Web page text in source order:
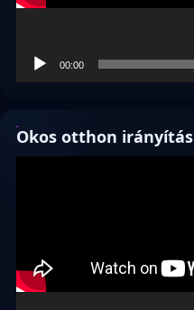
00:00
Okos otthon irányítás